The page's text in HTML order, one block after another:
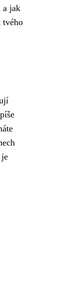
a jak
tvého